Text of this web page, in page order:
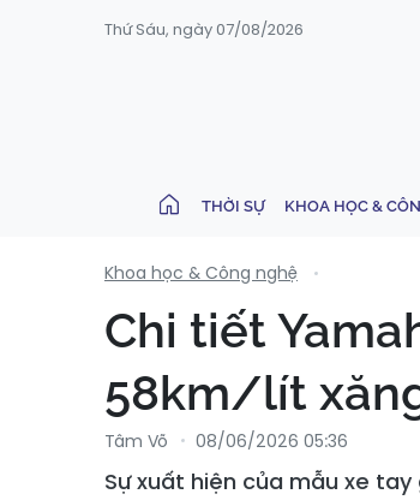
Thứ Sáu, ngày 07/08/2026
THỜI SỰ KHOA HỌC &
Khoa học & Công nghệ
Chi tiết
58km/lít
Tâm Võ 08/06/2026 05:36
Sự xuất hiện của mẫu xe